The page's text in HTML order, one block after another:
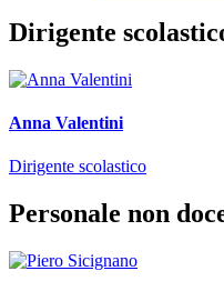
Dirigente
Anna Valentini
Dirigente scolastico
Personale non